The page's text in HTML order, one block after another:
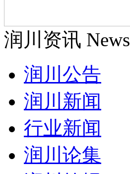
润川资讯 News
润川公告
润川新闻
行业新闻
润川论集